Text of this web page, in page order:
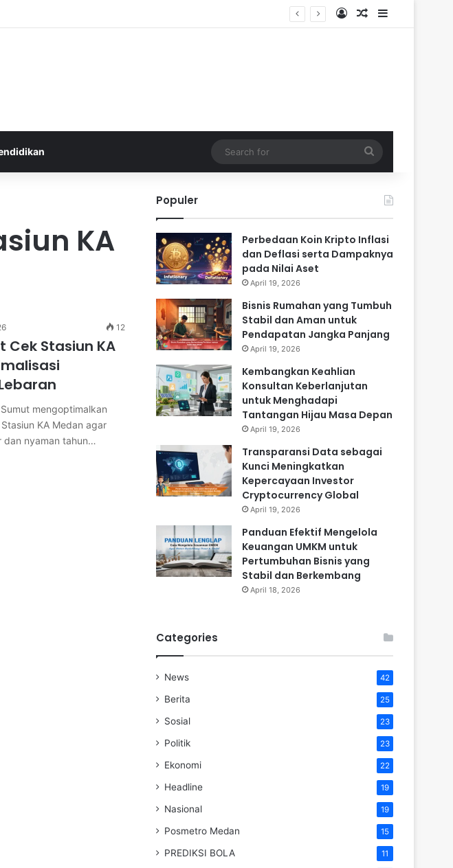
Jangka Panjang Log InRandom Article
Sidebar
for
KA
12
Cek Stasiun KA
mengoptimalkan
KA Medan agar
dan nyaman tahun…
Populer
Perbedaan Koin Kripto Inflasi
dan Deflasi serta Dampaknya
pada Nilai Aset
April 19, 2026
Bisnis Rumahan yang Tumbuh
Stabil dan Aman untuk
Pendapatan Jangka Panjang
April 19, 2026
Kembangkan Keahlian
Konsultan Keberlanjutan
untuk Menghadapi
Tantangan Hijau Masa Depan
April 19, 2026
Transparansi Data sebagai
Kunci Meningkatkan
Kepercayaan Investor
Cryptocurrency Global
April 19, 2026
Panduan Efektif Mengelola
Keuangan UMKM untuk
Pertumbuhan Bisnis yang
Stabil dan Berkembang
April 18, 2026
Categories
News 42
Berita 25
Sosial 23
Politik 23
Ekonomi 22
Headline 19
Nasional 19
Posmetro Medan 15
PREDIKSI BOLA 11